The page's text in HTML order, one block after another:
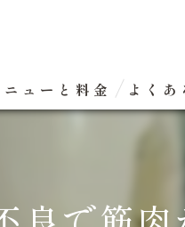
ニューと料金 よくあ